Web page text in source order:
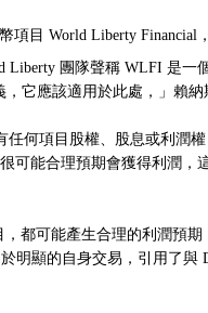
目 World Liberty Financial
團隊聲稱 WLFI 是一
它應該適用於此處，」賴納
何項目股權、股息或利潤
可能合理預期會獲得利潤，
都可能產生合理的利潤預期
顯的自身交易，引用了與